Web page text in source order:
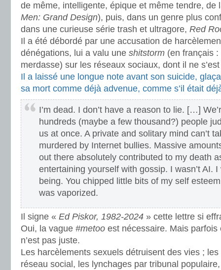
de même, intelligente, épique et même tendre, de
Men: Grand Design), puis, dans un genre plus
dans une curieuse série trash et ultragore, Red
Il a été débordé par une accusation de
dénégations, lui a valu une shitstorm (en français
merdasse) sur les réseaux sociaux, dont il ne
Il a laissé une longue note avant son suicide,
sa mort comme déjà advenue, comme s’il était
I’m dead. I don’t have a reason to lie. […]
hundreds (maybe a few thousand?) people
us at once. A private and solitary mind can’t
murdered by Internet bullies. Massive
out there absolutely contributed to my death
entertaining yourself with gossip. I wasn’t AI.
being. You chipped little bits of my self
was vaporized.
Il signe « Ed Piskor, 1982-2024 » cette lettre si
Oui, la vague #metoo est nécessaire. Mais
n’est pas juste.
Les harcèlements sexuels détruisent des vies ;
réseau social, les lynchages par tribunal